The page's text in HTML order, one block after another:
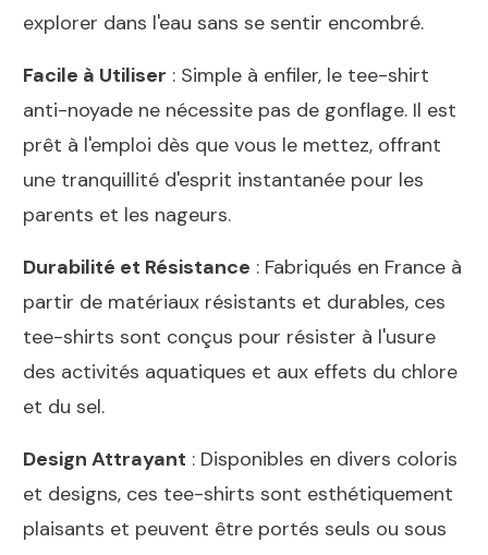
explorer dans l'eau sans se sentir encombré.
Facile à Utiliser : Simple à enfiler, le tee-shirt
anti-noyade ne nécessite pas de gonflage. Il est
prêt à l'emploi dès que vous le mettez, offrant
une tranquillité d'esprit instantanée pour les
parents et les nageurs.
Durabilité et Résistance : Fabriqués en France à
partir de matériaux résistants et durables, ces
tee-shirts sont conçus pour résister à l'usure
des activités aquatiques et aux effets du chlore
et du sel.
Design Attrayant : Disponibles en divers coloris
et designs, ces tee-shirts sont esthétiquement
plaisants et peuvent être portés seuls ou sous